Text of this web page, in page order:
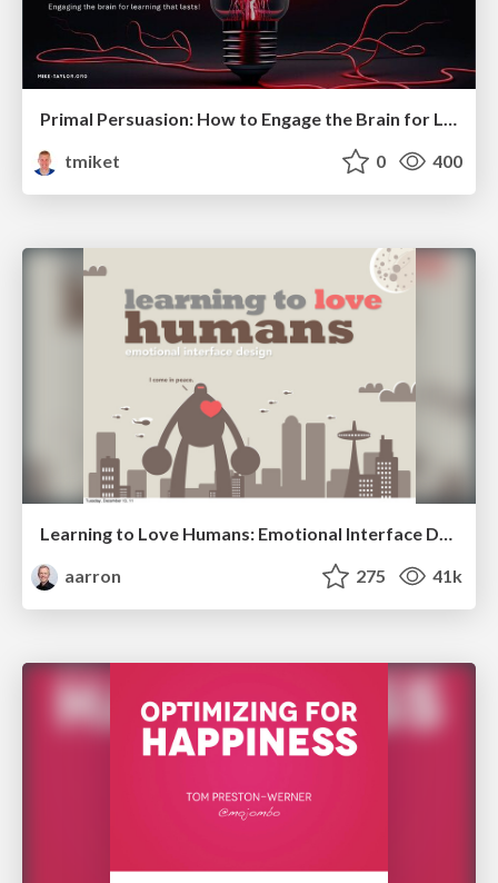
Primal Persuasion: How to Engage the Brain for Learning That Lasts
tmiket
0 400
aarron
275 41k